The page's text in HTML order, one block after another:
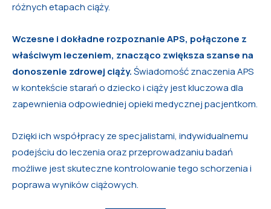
różnych etapach ciąży.
Wczesne i dokładne rozpoznanie APS, połączone z
właściwym leczeniem, znacząco zwiększa szanse na
donoszenie zdrowej ciąży.Świadomość znaczenia APS
w kontekście starań o dziecko i ciąży jest kluczowa dla
zapewnienia odpowiedniej opieki medycznej pacjentkom.
Dzięki ich współpracy ze specjalistami, indywidualnemu
podejściu do leczenia oraz przeprowadzaniu badań
możliwe jest skuteczne kontrolowanie tego schorzenia i
poprawa wyników ciążowych.